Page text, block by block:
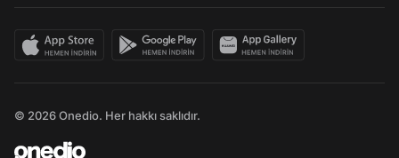
© 2026 Onedio. Her hakkı saklıdır.